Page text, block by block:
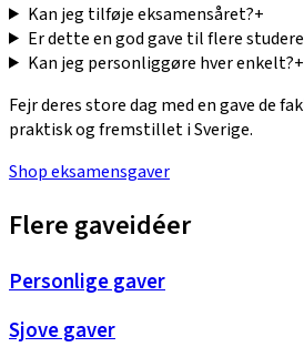
Kan jeg tilføje eksamensåret?+
Er dette en god gave til flere
Kan jeg personliggøre hver enkelt?+
Fejr deres store dag med en gave de
praktisk og fremstillet i Sverige.
Shop eksamensgaver
Flere gaveidéer
Personlige gaver
Sjove gaver